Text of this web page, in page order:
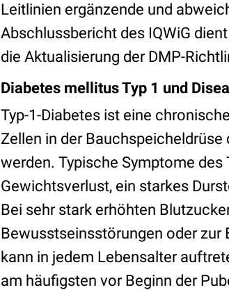
Leitlinien ergänzende und
Abschlussbericht des IQWiG
die Aktualisierung der DMP-
Diabetes mellitus Typ 1 und
Typ-1-Diabetes ist eine
Zellen in der
werden. Typische Symptome des
Gewichtsverlust, ein starkes
Bei sehr stark erhöhten
Bewusstseinsstörungen oder zur
kann in jedem Lebensalter
am häufigsten vor Beginn der